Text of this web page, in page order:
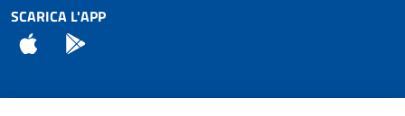
SCARICA L'APP
App Store